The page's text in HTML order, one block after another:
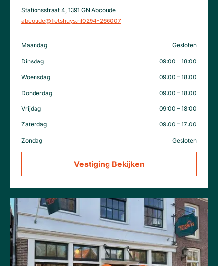
Stationsstraat 4, 1391 GN Abcoude
abcoude@fietshuys.nl0294-266007
Maandag Gesloten
Dinsdag 09:00 – 18:00
Woensdag 09:00 – 18:00
Donderdag 09:00 – 18:00
Vrijdag 09:00 – 18:00
Zaterdag 09:00 – 17:00
Zondag Gesloten
Vestiging Bekijken